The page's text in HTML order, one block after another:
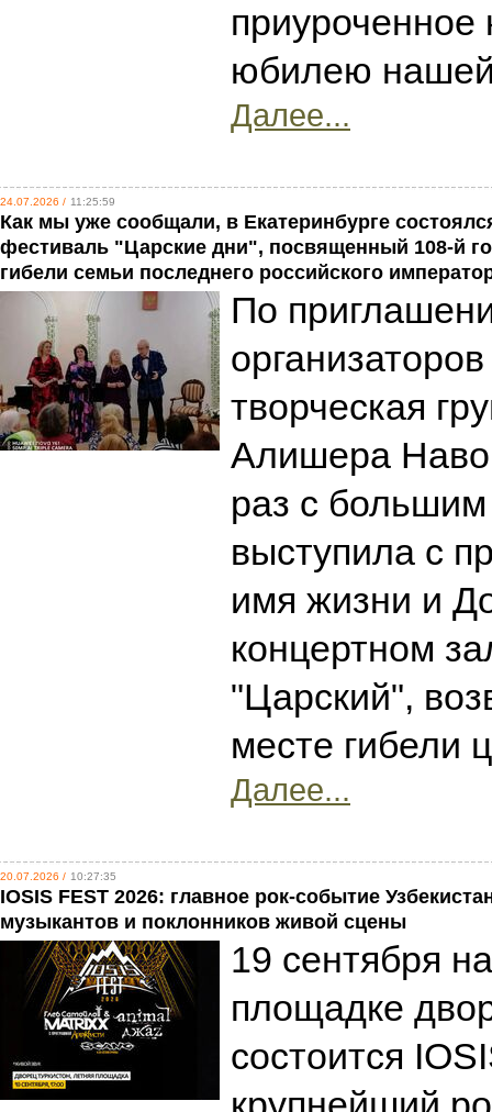
приуроченное
юбилею
Далее...
24.07.2026 / 11:25:59
Как мы уже сообщали, в Екатеринбурге
фестиваль "Царские дни", посвященный 108-й
гибели семьи последнего российского
По
творческая
Алишера
раз с
выступила с
имя жизни и
концертном
"Царский",
месте гибели
Далее...
20.07.2026 / 10:27:35
IOSIS FEST 2026: главное рок-событие
музыкантов и поклонников живой сцены
19 сентября
площадке
состоится